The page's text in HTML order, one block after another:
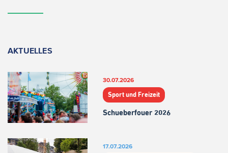
AKTUELLES
30.07.2026
Sport und Freizeit
Schueberfouer 2026
17.07.2026